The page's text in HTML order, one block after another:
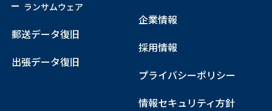
ランサムウェア
郵送データ復旧
出張データ復旧
企業情報
採用情報
プライバシーポリシー
情報セキュリティ方針